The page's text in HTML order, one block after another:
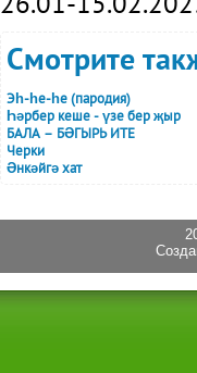
Смотрите
Эһ-һе-һе (пародия)
Һәрбер кеше - үзе бер җыр
БАЛА – БӘГЫРЬ ИТЕ
Черки
Әнкәйгә хат